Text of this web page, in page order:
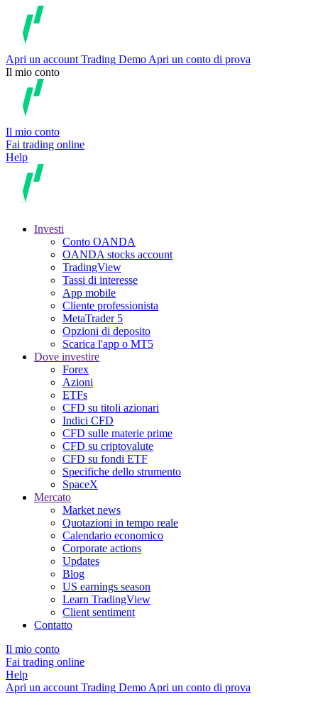
Apri un account Trading Demo Apri un conto di prova
Il mio conto
Il mio conto
Fai trading online
Help
Investi
Conto OANDA
OANDA stocks account
TradingView
Tassi di interesse
App mobile
Cliente professionista
MetaTrader 5
Opzioni di deposito
Scarica l'app o MT5
Dove investire
Forex
Azioni
ETFs
CFD su titoli azionari
Indici CFD
CFD sulle materie prime
CFD su criptovalute
CFD su fondi ETF
Specifiche dello strumento
SpaceX
Mercato
Market news
Quotazioni in tempo reale
Calendario economico
Corporate actions
Updates
Blog
US earnings season
Learn TradingView
Client sentiment
Contatto
Il mio conto
Fai trading online
Help
Apri un account Trading Demo Apri un conto di prova